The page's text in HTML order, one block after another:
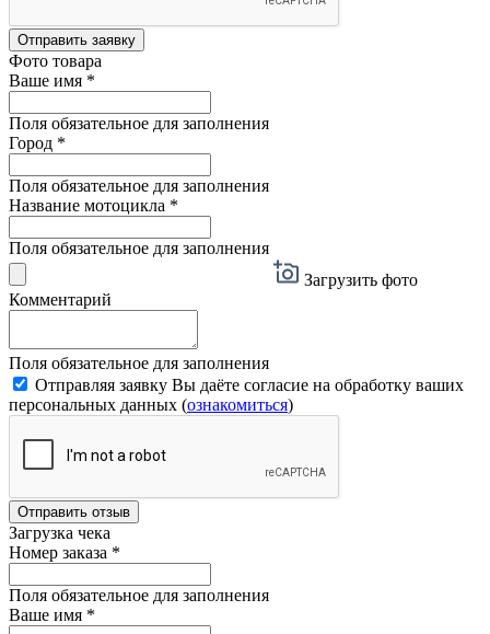
Отправить заявку
Фото товара
Ваше имя *
Поля обязательное для заполнения
Город *
Поля обязательное для заполнения
Название мотоцикла *
Поля обязательное для заполнения
Загрузить фото
Комментарий
Поля обязательное для заполнения
Отправляя заявку Вы даёте согласие на обработку ваших
персональных данных (ознакомиться)
Отправить отзыв
Загрузка чека
Номер заказа *
Поля обязательное для заполнения
Ваше имя *